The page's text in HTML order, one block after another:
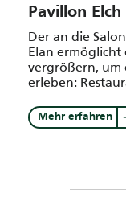
Pavillon Elch
Der an die
Elan ermöglicht
vergrößern, um
erleben:
Mehr erfahren